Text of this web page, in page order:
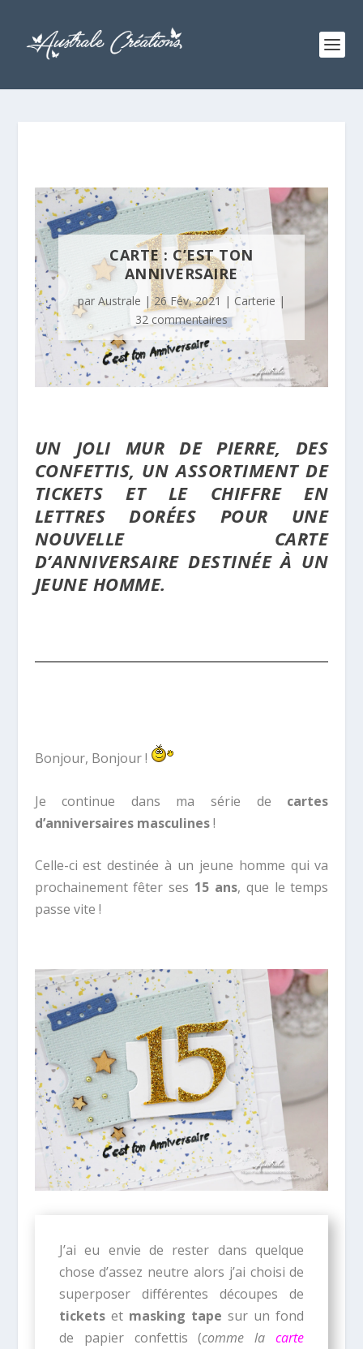
CARTE : C’EST TON
ANNIVERSAIRE
par Australe |26 Fév, 2021 | Carterie |
32 commentaires
UN JOLI MUR DE PIERRE, DES
CONFETTIS, UN ASSORTIMENT DE
TICKETS ET LE CHIFFRE EN
LETTRES DORÉES POUR UNE
NOUVELLE CARTE
D’ANNIVERSAIRE DESTINÉE À UN
JEUNE HOMME.
Bonjour, Bonjour !
Je continue dans ma série de cartes
d’anniversaires masculines!
Celle-ci est destinée à un jeune homme qui va
prochainement fêter ses 15 ans, que le temps
passe vite !
J’ai eu envie de rester dans quelque
chose d’assez neutre alors j’ai choisi de
superposer différentes découpes de
ticketset masking tape sur un fond
de papier confettis (comme lacarte